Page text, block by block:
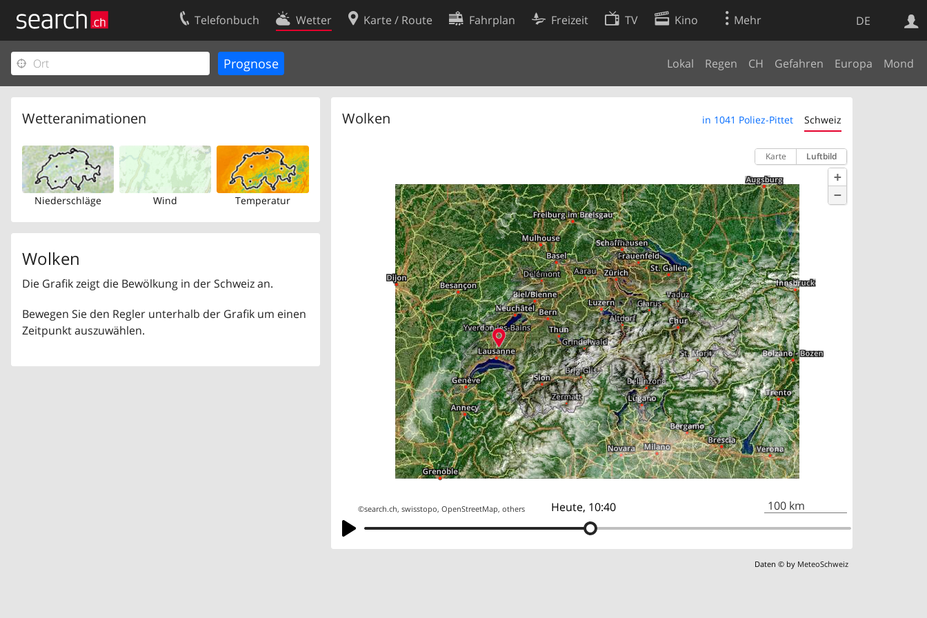
DE
Telefonbuch Wetter Karte / Route Fahrplan Freizeit TV Kino Mehr
Lokal Regen CH Gefahren Europa Mond
Wetteranimationen
Niederschläge Wind Temperatur
Wolken
Die Grafik zeigt die Bewölkung in der Schweiz an.
Bewegen Sie den Regler unterhalb der Grafik um einen
Zeitpunkt auszuwählen.
Wolken in 1041 Poliez-Pittet Schweiz
Heute, 10:40
Karte Luftbild
+
−
©search.ch,swisstopo,OpenStreetMap,others 100 km
Daten © by MeteoSchweiz
Websuche
Ihr Eintrag
Kundencenter Geschäftskunden
Kontakt
Nutzungsbedingungen
Cookie-Einstellungen